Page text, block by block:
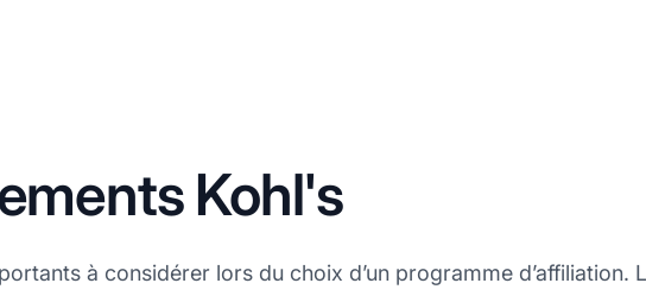
Kohl's
à considérer lors du choix d’un programme